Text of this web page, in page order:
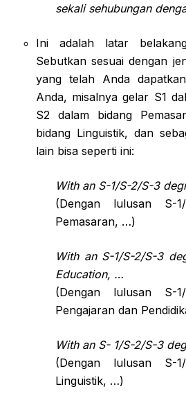
sekali sehubungan
Ini adalah latar
Sebutkan sesuai dengan
yang telah Anda
Anda, misalnya gelar S1
S2 dalam bidang
bidang Linguistik, dan
lain bisa seperti ini:
With an S-1/S-2/S-3
(Dengan lulusan S-
Pemasaran, …)
With an S-1/S-2/S-3
Education, …
(Dengan lulusan S-
Pengajaran dan
With an S- 1/S-2/S-3
(Dengan lulusan S-
Linguistik, …)